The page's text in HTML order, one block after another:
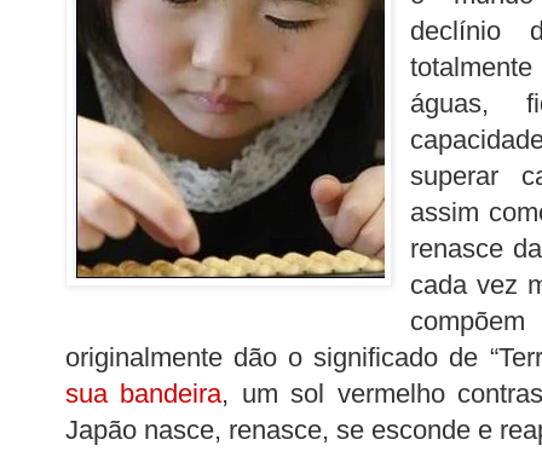
declínio
águas,
superar
assim
renasce
cada vez
originalmente dão o significado de
sua bandeira, um sol vermelho
Japão nasce, renasce, se esconde e